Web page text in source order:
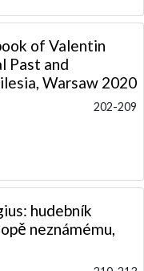
of Valentin
Past and
Warsaw 2020
202-209
hudebník
neznámému,